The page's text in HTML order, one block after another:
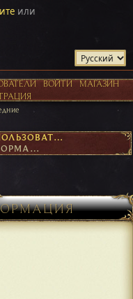
или
ВОЙТИ
МАГАЗИН
ПРОФИЛЬ ПОЛЬЗОВАТЕЛЯ ГЕКТОР ДИНГ
ОСНОВНАЯ ИНФОРМАЦИЯ